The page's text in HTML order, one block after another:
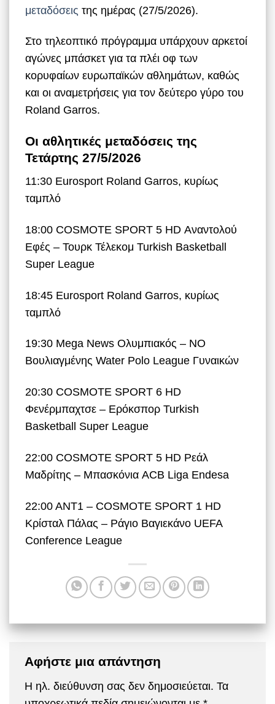
μεταδόσεις της ημέρας (27/5/2026).
Στο τηλεοπτικό πρόγραμμα υπάρχουν αρκετοί
αγώνες μπάσκετ για τα πλέι οφ των
κορυφαίων ευρωπαϊκών αθλημάτων, καθώς
και οι αναμετρήσεις για τον δεύτερο γύρο του
Roland Garros.
Οι αθλητικές μεταδόσεις της
Τετάρτης 27/5/2026
11:30 Eurosport Roland Garros, κυρίως
ταμπλό
18:00 COSMOTE SPORT 5 HD Αναντολού
Εφές – Τουρκ Τέλεκομ Turkish Basketball
Super League
18:45 Eurosport Roland Garros, κυρίως
ταμπλό
19:30 Mega News Ολυμπιακός – ΝΟ
Βουλιαγμένης Water Polo League Γυναικών
20:30 COSMOTE SPORT 6 HD
Φενέρμπαχτσε – Ερόκσπορ Turkish
Basketball Super League
22:00 COSMOTE SPORT 5 HD Ρεάλ
Μαδρίτης – Μπασκόνια ACB Liga Endesa
22:00 ANT1 – COSMOTE SPORT 1 HD
Κρίσταλ Πάλας – Ράγιο Βαγιεκάνο UEFA
Conference League
Αφήστε μια απάντηση
Η ηλ. διεύθυνση σας δεν δημοσιεύεται. Τα